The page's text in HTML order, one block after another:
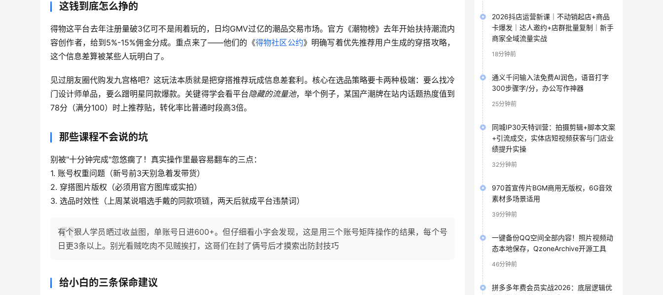
这钱到底怎么挣的
得物这平台去年注册量破3亿可不是闹着玩的，日均GMV过亿的潮品交易市场。官方《潮物榜》去年开始扶持潮流内
容创作者，给到5%-15%佣金分成。重点来了——他们的《得物社区公约》明确写着优先推荐用户生成的穿搭攻略，
这个信息差算被某些人玩明白了。
见过朋友圈代购发九宫格吧？这玩法本质就是把穿搭推荐玩成信息差套利。核心在选品策略要卡两种极端：要么找冷
门设计师单品，要么蹭明星同款爆款。关键得学会看平台隐藏的流量池，举个例子，某国产潮牌在站内话题热度值到
78分（满分100）时上推荐贴，转化率比普通时段高3倍。
那些课程不会说的坑
别被"十分钟完成"忽悠瘸了！真实操作里最容易翻车的三点：
1. 账号权重问题（新号前3天别急着发带货）
2. 穿搭图片版权（必须用官方图库或实拍）
3. 选品时效性（上周某说唱选手戴的同款项链，两天后就成平台违禁词）
有个狠人学员晒过收益图，单账号日进600+。但仔细看小字会发现，这是用三个账号矩阵操作的结果，每个号
日更3条以上。别光看贼吃肉不见贼挨打，这哥们在封了俩号后才摸索出防封技巧
给小白的三条保命建议
2026抖店运营新课｜不动销起店+商品
卡爆发｜达人邀约+店群批量复制｜新手
商家全域流量实战
18分钟前
通义千问输入法免费AI润色，语音打字
300步骤字/分，办公写作神器
25分钟前
同城IP30天特训营：拍摄剪辑+脚本文案
+引流成交，实体店短视频获客与门店业
绩提升实操
32分钟前
970首宣传片BGM商用无版权，6G音效
素材多场景适用
39分钟前
一键备份QQ空间全部内容！照片视频动
态本地保存，QzoneArchive开源工具
46分钟前
拼多多年费会员实战2026：底层逻辑优